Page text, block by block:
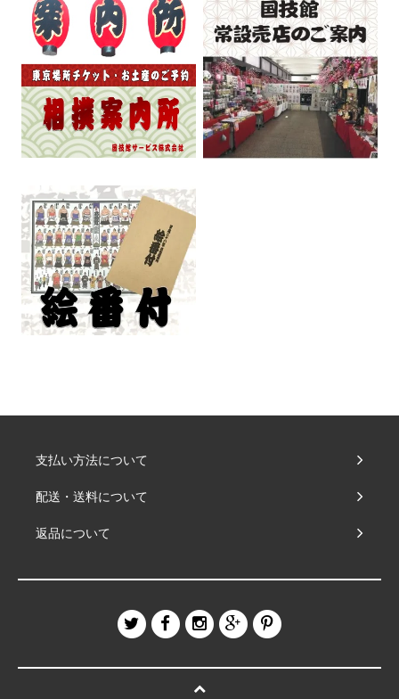
支払い方法について
配送・送料について
返品について